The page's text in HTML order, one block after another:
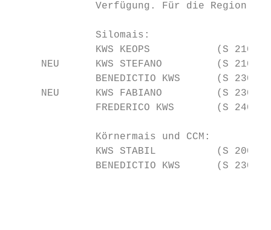
Verfügung. Für die Region
Silomais:
KWS KEOPS           (S 210)
NEU      KWS STEFANO         (S 210
BENEDICTIO KWS      (S 230
NEU      KWS FABIANO         (S 230
FREDERICO KWS       (S 240)
              Körnermais und CCM:
KWS STABIL          (S 200 /
BENEDICTIO KWS      (S 230 /